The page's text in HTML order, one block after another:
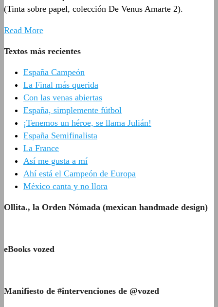
(Tinta sobre papel, colección De Venus Amarte 2).
Read More
Textos más recientes
España Campeón
La Final más querida
Con las venas abiertas
España, simplemente fútbol
¡Tenemos un héroe, se llama Julián!
España Semifinalista
La France
Así me gusta a mí
Ahí está el Campeón de Europa
México canta y no llora
Ollita., la Orden Nómada (mexican handmade design)
eBooks vozed
Manifiesto de #intervenciones de @vozed